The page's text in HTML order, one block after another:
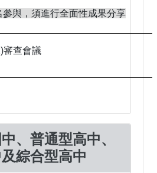
參與，須進行全面性成果分享
審查會議
、普通型高中、
綜合型高中